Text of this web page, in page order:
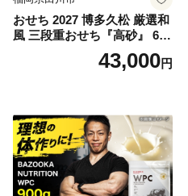
おせち 2027 博多久松 厳選和
風 三段重おせち『高砂』 6.5
寸 3段重 2～3人前 おせち料
理 重箱 お正月 冷凍おせち 縁
ち 本格おせち おせち予約 年
末 年始 お取り寄せ 新春 贅沢
おせち こだわりおせち 惣菜
老舗おせち ふるさと納税お
せち 御節 お節料理 正月 調理
不要 おせち料理2027
43,000円